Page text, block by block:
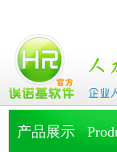
产品展示